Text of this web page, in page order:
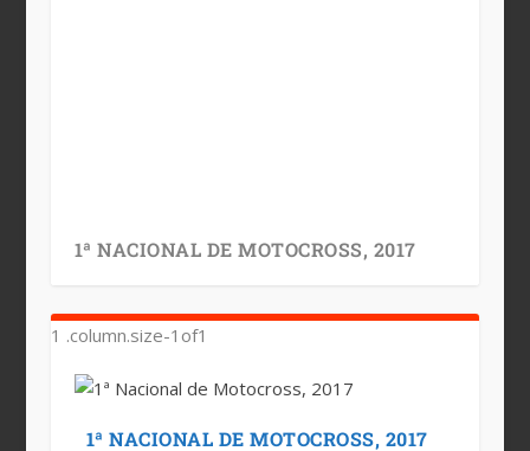
1ª NACIONAL DE MOTOCROSS, 2017
1ª NACIONAL DE MOTOCROSS, 2017